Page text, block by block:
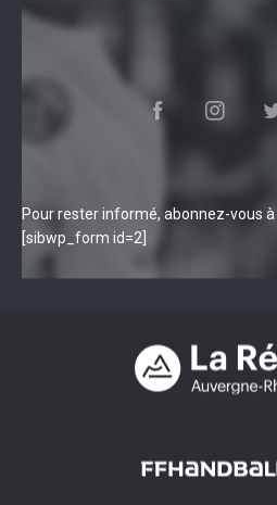
Pour rester informé, abonnez-vous
[sibwp_form id=2]